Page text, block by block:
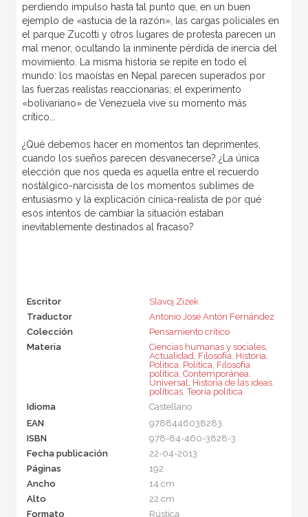
perdiendo impulso hasta tal punto que, en un buen
ejemplo de «astucia de la razón», las cargas policiales en
el parque Zucotti y otros lugares de protesta parecen un
mal menor, ocultando la inminente pérdida de inercia del
movimiento. La misma historia se repite en todo el
mundo: los maoístas en Nepal parecen superados por
las fuerzas realistas reaccionarias; el experimento
«bolivariano» de Venezuela vive su momento más
crítico...
¿Qué debemos hacer en momentos tan deprimentes,
cuando los sueños parecen desvanecerse? ¿La única
elección que nos queda es aquella entre el recuerdo
nostálgico-narcisista de los momentos sublimes de
entusiasmo y la explicación cínica-realista de por qué
esos intentos de cambiar la situación estaban
inevitablemente destinados al fracaso?
Escritor
Slavoj Zizek
Traductor
Antonio José Antón Fernández
Colección
Pensamiento crítico
Materia
Ciencias humanas y sociales,
Actualidad, Filosofía, Historia,
Política, Política, Filosofía
política, Contemporánea,
Universal, Historia de las ideas
políticas,Teoría política
Idioma
Castellano
EAN
9788446038283
ISBN
978-84-460-3828-3
Fecha publicación
22-04-2013
Páginas
192
Ancho
14 cm
Alto
22 cm
Formato
Rústica